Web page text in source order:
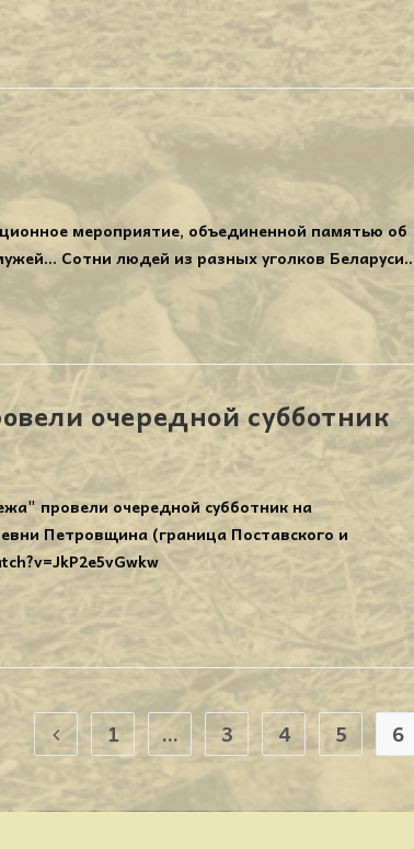
мероприятие, объединенной памятью об
Сотни людей из разных уголков
очередной субботник
провели очередной субботник на
Петровщина (граница Поставского и
1 … 3 4 5 6